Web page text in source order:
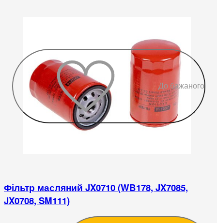
До бажаного
Фільтр масляний JX0710 (WB178, JX7085,
JX0708, SM111)